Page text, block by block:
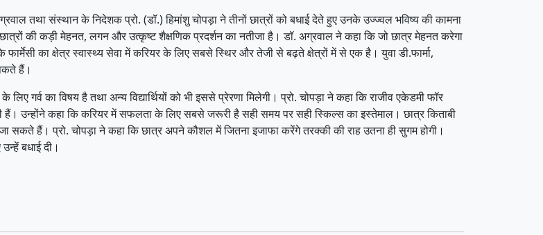
तथा संस्थान के निदेशक प्रो. (डॉ.) हिमांशु चोपड़ा ने तीनों छात्रों को बधाई देते हुए उनके उज्ज्वल भविष्य की कामना
की कड़ी मेहनत, लगन और उत्कृष्ट शैक्षणिक प्रदर्शन का नतीजा है। डॉ. अग्रवाल ने कहा कि जो छात्र मेहनत करेगा
का क्षेत्र स्वास्थ्य सेवा में करियर के लिए सबसे स्थिर और तेजी से बढ़ते क्षेत्रों में से एक है। युवा डी.फार्मा,
हैं।
गर्व का विषय है तथा अन्य विद्यार्थियों को भी इससे प्रेरणा मिलेगी। प्रो. चोपड़ा ने कहा कि राजीव एकेडमी फॉर
हैं। उन्होंने कहा कि करियर में सफलता के लिए सबसे जरूरी है सही समय पर सही स्किल्स का इस्तेमाल। छात्र किताबी
हैं। प्रो. चोपड़ा ने कहा कि छात्र अपने कौशल में जितना इजाफा करेंगे तरक्की की राह उतना ही सुगम होगी।
बधाई दी।